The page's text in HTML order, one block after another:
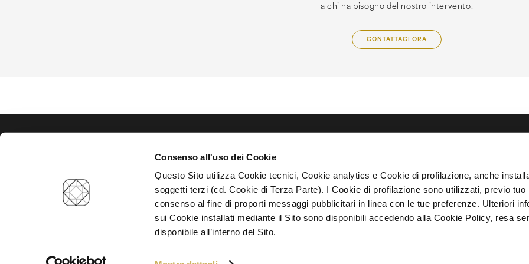
Consenso all'uso dei Cookie
Questo Sito utilizza Cookie tecnici, Cookie analytics e Cookie di profilazione, anche
soggetti terzi (cd. Cookie di Terza Parte). I Cookie di profilazione sono utilizzati, previo tuo
consenso al fine di proporti messaggi pubblicitari in linea con le tue preferenze. Ulteriori
sui Cookie installati mediante il Sito sono disponibili accedendo alla Cookie Policy, resa
disponibile all’interno del Sito.
a chi ha bisogno del nostro intervento.
CONTATTACI ORA
Lago di Garda
Cultura dell'abitare
Ristrutturazioni
Privacy Policy